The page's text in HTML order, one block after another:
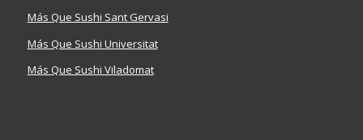
Más Que Sushi Sant Gervasi
Más Que Sushi Universitat
Más Que Sushi Viladomat